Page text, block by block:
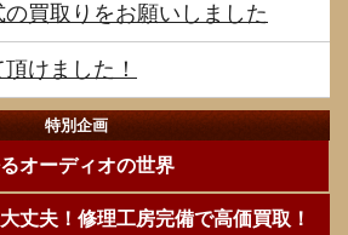
買取りをお願いしました
けました！
特別企画
オーディオの世界
丈夫！修理工房完備で高価買取！